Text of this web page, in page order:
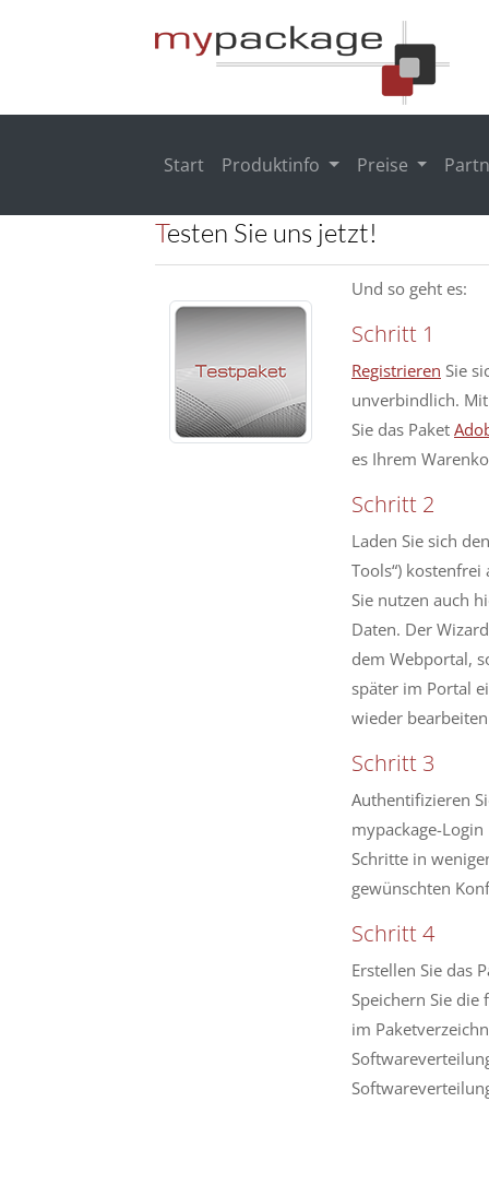
Start Produktinfo Preise
Testen Sie uns jetzt!
Und so geht es:
Schritt 1
Registrieren Sie
unverbindlich.
Sie das Paket
es Ihrem
Schritt 2
Laden Sie sich
Tools“)
Sie nutzen auch
Daten. Der
dem Webportal,
später im Portal
wieder
Schritt 3
Authentifizieren
mypackage-
Schritte in
gewünschten
Schritt 4
Erstellen Sie das
Speichern Sie die
im